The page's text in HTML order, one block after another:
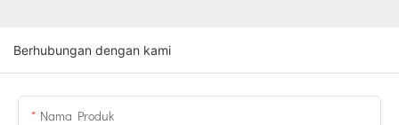
Berhubungan dengan kami
Nama Produk